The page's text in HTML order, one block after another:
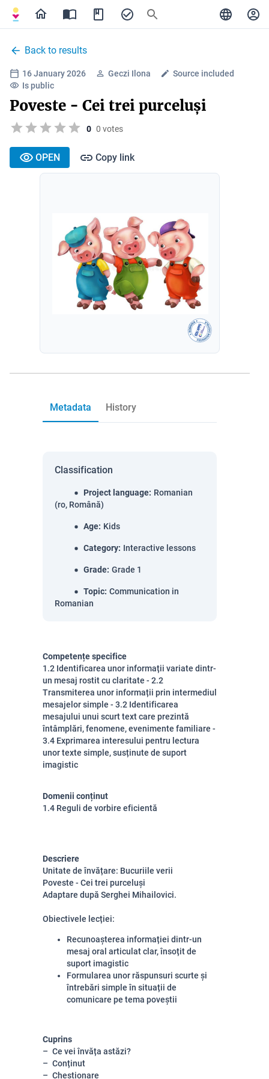
Back to results
16 January 2026 Geczi Ilona
Source included
Is public
Poveste - Cei trei purceluși
0 0 votes
OPEN Copy link
Metadata History
Classification
Project language: Romanian
(ro, Română)
Age: Kids
Category: Interactive lessons
Grade: Grade 1
Topic: Communication in
Romanian
Competențe specifice
1.2 Identificarea unor informații variate dintr-
un mesaj rostit cu claritate - 2.2
Transmiterea unor informații prin intermediul
mesajelor simple - 3.2 Identificarea
mesajului unui scurt text care prezintă
întâmplări, fenomene, evenimente familiare -
3.4 Exprimarea interesului pentru lectura
unor texte simple, susținute de suport
imagistic
Domenii conținut
1.4 Reguli de vorbire eficientă
Descriere
Unitate de învățare: Bucuriile verii
Poveste - Cei trei purceluși
Adaptare după Serghei Mihailovici.
Obiectivele lecției:
Recunoașterea informației dintr-un
mesaj oral articulat clar, însoțit de
suport imagistic
Formularea unor răspunsuri scurte și
întrebări simple în situații de
comunicare pe tema poveștii
Cuprins
Ce vei învăța astăzi?
Conținut
Chestionare